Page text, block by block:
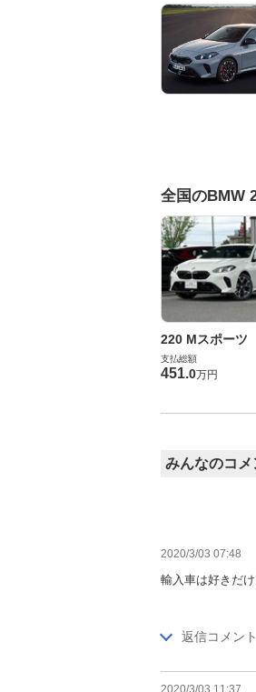
全国のBMW
220 Mスポーツ
支払総額
451.0万円
みんなのコメ
2020/3/03 07:48
輸入車は好きだ
返信コメント
2020/3/03 11:37